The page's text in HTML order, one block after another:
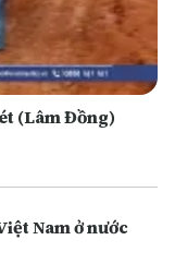
(Lâm Đồng)
Nam ở nước